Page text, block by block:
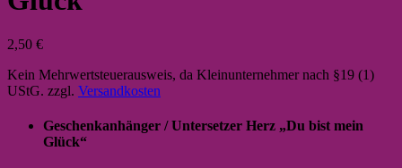
2,50 €
Kein Mehrwertsteuerausweis, da Kleinunternehmer nach §19 (1)
UStG. zzgl. Versandkosten
Geschenkanhänger / Untersetzer Herz „Du bist mein
Glück“